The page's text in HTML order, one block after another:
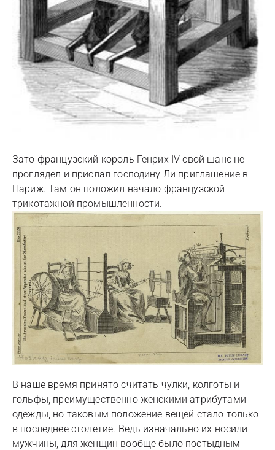
Зато французский король Генрих IV свой шанс не
проглядел и прислал господину Ли приглашение в
Париж. Там он положил начало французской
трикотажной промышленности.
В наше время принято считать чулки, колготы и
гольфы, преимущественно женскими атрибутами
одежды, но таковым положение вещей стало только
в последнее столетие. Ведь изначально их носили
мужчины, для женщин вообще было постыдным